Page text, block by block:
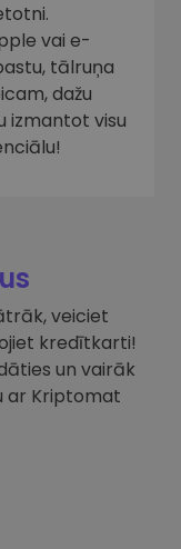
vai e-
tālruņa
dažu
izmantot visu
veiciet
kredītkarti!
un vairāk
ar Kriptomat